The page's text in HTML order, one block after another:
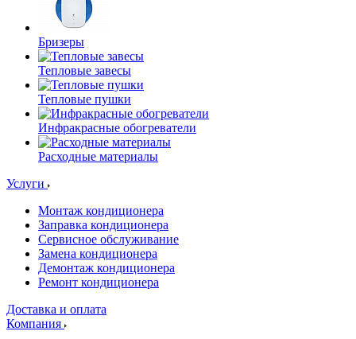
Бризеры
Тепловые завесы
Тепловые пушки
Инфракрасные обогреватели
Расходные материалы
Услуги
Монтаж кондиционера
Заправка кондиционера
Сервисное обслуживание
Замена кондиционера
Демонтаж кондиционера
Ремонт кондиционера
Доставка и оплата
Компания